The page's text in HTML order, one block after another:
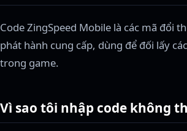
Code ZingSpeed Mobile là các mã đổi
phát hành cung cấp, dùng để đối lấy
trong game.
Vì sao tôi nhập code không